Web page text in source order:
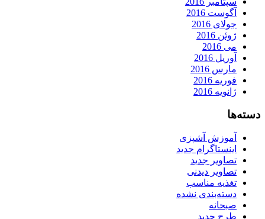
آگوست 2016
جولای 2016
ژوئن 2016
می 2016
آوریل 2016
مارس 2016
فوریه 2016
ژانویه 2016
دسته‌ها
آموزش آشپزی
اینستاگرام جدید
تصاویر جدید
تصاویر دیدنی
تغذیه مناسب
دسته‌بندی نشده
صبحانه
طرح جدید